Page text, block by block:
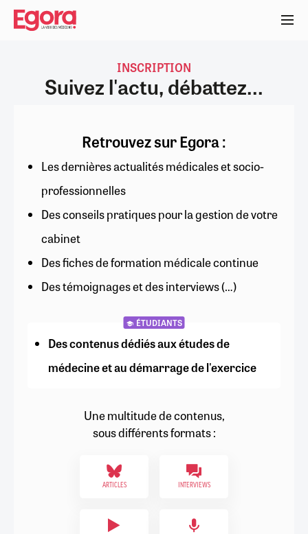
Aller
contenu
INSCRIPTION
Suivez l'actu, débattez...
Retrouvez sur Egora :
Les dernières actualités médicales et socio-
professionnelles
Des conseils pratiques pour la gestion de votre
cabinet
Des fiches de formation médicale continue
Des témoignages et des interviews (…)
ÉTUDIANTS
Des contenus dédiés aux études de
médecine et au démarrage de l'exercice
Une multitude de contenus,
sous différents formats :
ARTICLES INTERVIEWS